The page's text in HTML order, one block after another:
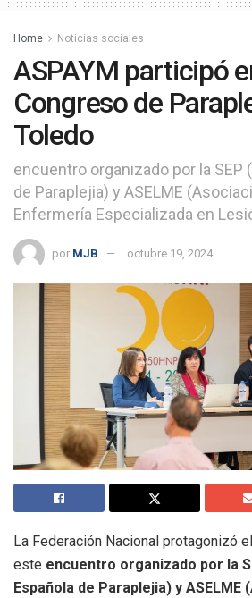
Home Noticias sociales
ASPAYM participó
Congreso de
Toledo
encuentro organizado por la SEP
de Paraplejia) y ASELME
Enfermería Especializada en
por MJB octubre 19, 2024
La Federación Nacional protagonizó
este encuentro organizado por la
Española de Paraplejia) y ASELME